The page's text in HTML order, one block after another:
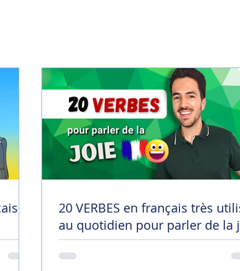
|
20 VERBES en français très
au quotidien pour parler de la
😄